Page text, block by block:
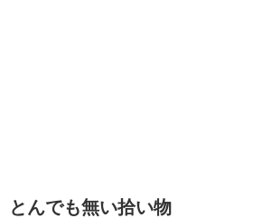
とんでも無い拾い物